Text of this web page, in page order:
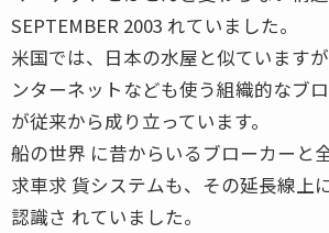
SEPTEMBER 2003 れていました。
米国では、日本の水屋と似ています
ンターネットなども使う組織的なブ
が従来から成り立っています。
船の世界 に昔からいるブローカーと
求車求 貨システムも、その延長線上
認識さ れていました。